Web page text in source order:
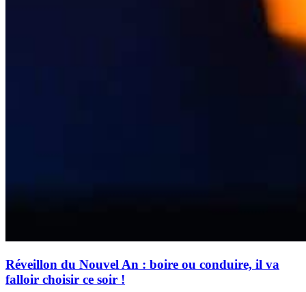
Réveillon du Nouvel An : boire ou conduire, il va
falloir choisir ce soir !